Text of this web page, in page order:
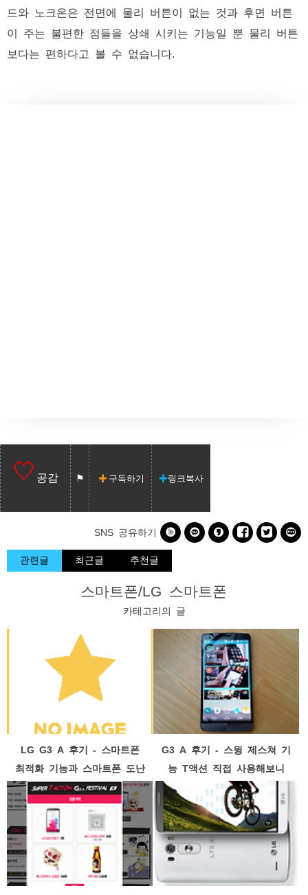
드와 노크온은 전면에 물리 버튼이 없는 것과 후면 버튼
이 주는 불편한 점들을 상쇄 시키는 기능일 뿐 물리 버튼
보다는 편하다고 볼 수 없습니다.
공감 구독하기 링크복사
SNS 공유하기      
관련글 최근글 추천글
스마트폰/LG 스마트폰
카테고리의 글
LG G3 A 후기 - 스마트폰
최적화 기능과 스마트폰 도난
방지 기능 안심 클리너
G3 A 후기 - 스윙 제스쳐 기
능 T액션 직접 사용해보니